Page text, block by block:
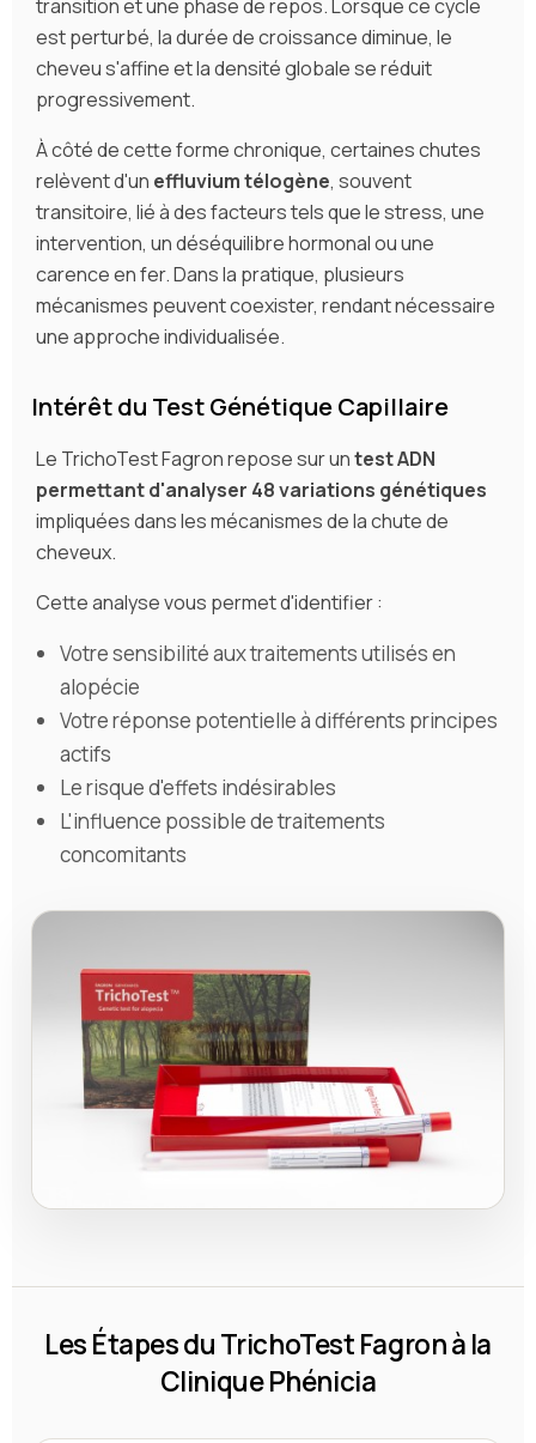
transition et une phase de repos. Lorsque ce cycle
est perturbé, la durée de croissance diminue, le
cheveu s'affine et la densité globale se réduit
progressivement.
À côté de cette forme chronique, certaines chutes
relèvent d'un effluvium télogène, souvent
transitoire, lié à des facteurs tels que le stress, une
intervention, un déséquilibre hormonal ou une
carence en fer. Dans la pratique, plusieurs
mécanismes peuvent coexister, rendant nécessaire
une approche individualisée.
Intérêt du Test Génétique Capillaire
Le TrichoTest Fagron repose sur untest ADN
permettant d'analyser 48 variations génétiques
impliquées dans les mécanismes de la chute de
cheveux.
Cette analyse vous permet d'identifier :
Votre sensibilité aux traitements utilisés en
alopécie
Votre réponse potentielle à différents principes
actifs
Le risque d'effets indésirables
L'influence possible de traitements
concomitants
Les Étapes du TrichoTest Fagron à la
Clinique Phénicia